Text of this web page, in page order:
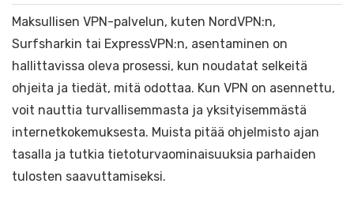
Maksullisen VPN-palvelun, kuten NordVPN:n,
Surfsharkin tai ExpressVPN:n, asentaminen on
hallittavissa oleva prosessi, kun noudatat selkeitä
ohjeita ja tiedät, mitä odottaa. Kun VPN on asennettu,
voit nauttia turvallisemmasta ja yksityisemmästä
internetkokemuksesta. Muista pitää ohjelmisto ajan
tasalla ja tutkia tietoturvaominaisuuksia parhaiden
tulosten saavuttamiseksi.